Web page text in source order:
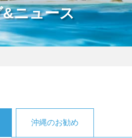
ニュース
沖縄のお勧め